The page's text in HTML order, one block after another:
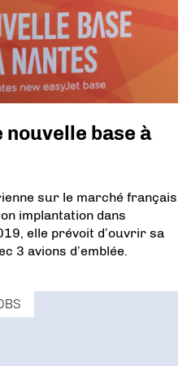
nouvelle base à
sur le marché français
implantation dans
elle prévoit d’ouvrir sa
3 avions d’emblée.